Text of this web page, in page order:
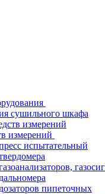
сушильного шкафа
измерений
измерений
испытательный
пипеточных